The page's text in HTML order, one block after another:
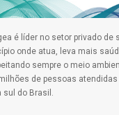
é líder no setor privado de
onde atua, leva mais
sempre o meio
de pessoas
sul do Brasil.